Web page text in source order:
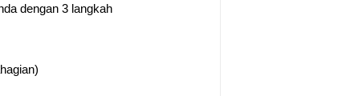
dengan 3 langkah